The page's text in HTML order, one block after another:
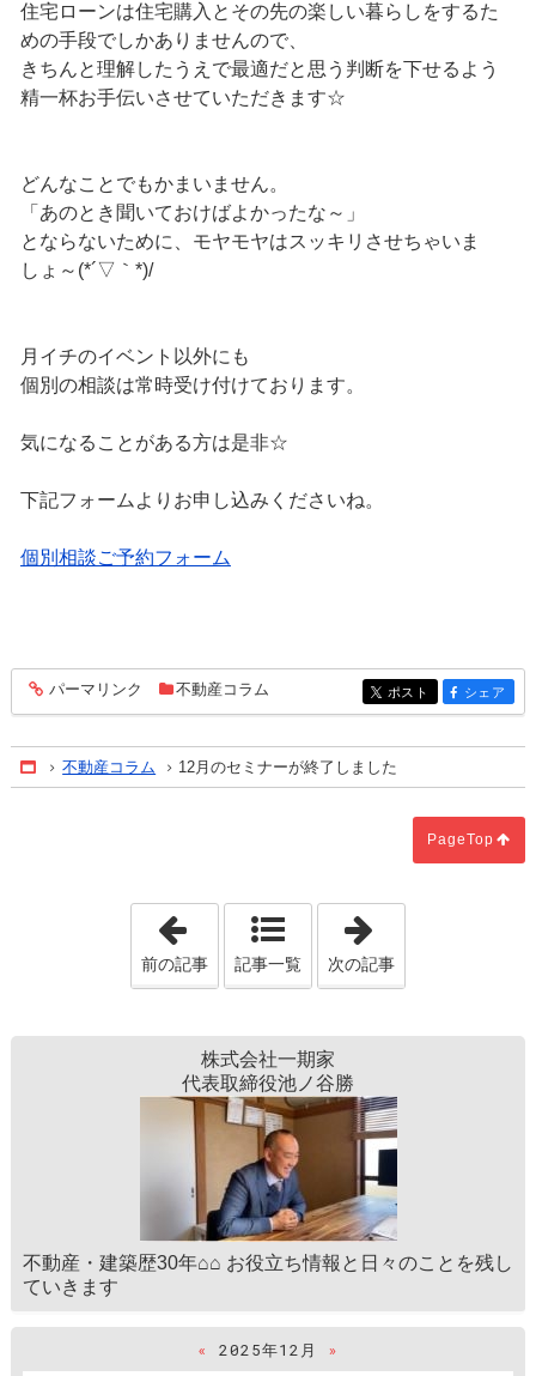
住宅ローンは住宅購入とその先の楽しい暮らしをするた
めの手段でしかありませんので、
きちんと理解したうえで最適だと思う判断を下せるよう
精一杯お手伝いさせていただきます☆
どんなことでもかまいません。
「あのとき聞いておけばよかったな～」
とならないために、モヤモヤはスッキリさせちゃいま
しょ～(*´▽｀*)/
月イチのイベント以外にも
個別の相談は常時受け付けております。
気になることがある方は是非☆
下記フォームよりお申し込みくださいね。
個別相談ご予約フォーム
entry216
パーマリンク 不動産コラム entry216
ポスト entry216
シェア
Home
不動産コラム 12月のセミナーが終了しました
PageTop
「同窓会どこでする？」
前の記事 記事一覧 次の記事
株式会社一期家
代表取締役池ノ谷勝
不動産・建築歴30年⌂⌂ お役立ち情報と日々のことを残し
ていきます
« 2025年12月
»